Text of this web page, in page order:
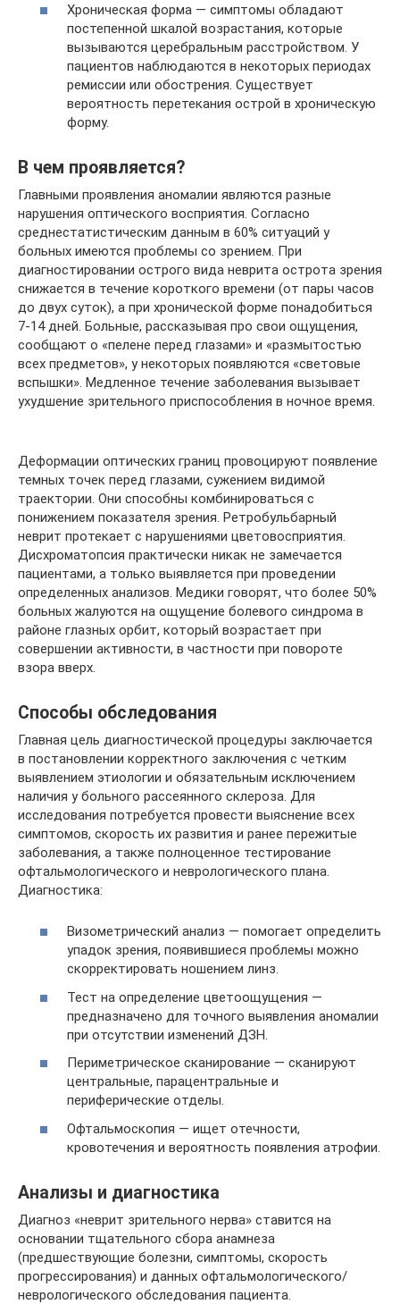
Хроническая форма — симптомы обладают
постепенной шкалой возрастания, которые
вызываются церебральным расстройством. У
пациентов наблюдаются в некоторых периодах
ремиссии или обострения. Существует
вероятность перетекания острой в хроническую
форму.
В чем проявляется?
Главными проявления аномалии являются разные
нарушения оптического восприятия. Согласно
среднестатистическим данным в 60% ситуаций у
больных имеются проблемы со зрением. При
диагностировании острого вида неврита острота зрения
снижается в течение короткого времени (от пары часов
до двух суток), а при хронической форме понадобиться
7-14 дней. Больные, рассказывая про свои ощущения,
сообщают о «пелене перед глазами» и «размытостью
всех предметов», у некоторых появляются «световые
вспышки». Медленное течение заболевания вызывает
ухудшение зрительного приспособления в ночное время.
Деформации оптических границ провоцируют появление
темных точек перед глазами, сужением видимой
траектории. Они способны комбинироваться с
понижением показателя зрения. Ретробульбарный
неврит протекает с нарушениями цветовосприятия.
Дисхроматопсия практически никак не замечается
пациентами, а только выявляется при проведении
определенных анализов. Медики говорят, что более 50%
больных жалуются на ощущение болевого синдрома в
районе глазных орбит, который возрастает при
совершении активности, в частности при повороте
взора вверх.
Способы обследования
Главная цель диагностической процедуры заключается
в постановлении корректного заключения с четким
выявлением этиологии и обязательным исключением
наличия у больного рассеянного склероза. Для
исследования потребуется провести выяснение всех
симптомов, скорость их развития и ранее пережитые
заболевания, а также полноценное тестирование
офтальмологического и неврологического плана.
Диагностика:
Визометрический анализ — помогает определить
упадок зрения, появившиеся проблемы можно
скорректировать ношением линз.
Тест на определение цветоощущения —
предназначено для точного выявления аномалии
при отсутствии изменений ДЗН.
Периметрическое сканирование — сканируют
центральные, парацентральные и
периферические отделы.
Офтальмоскопия — ищет отечности,
кровотечения и вероятность появления атрофии.
Анализы и диагностика
Диагноз «неврит зрительного нерва» ставится на
основании тщательного сбора анамнеза
(предшествующие болезни, симптомы, скорость
прогрессирования) и данных офтальмологического/
неврологического обследования пациента.